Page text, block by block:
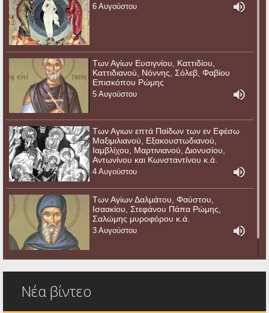
6 Αυγούστου
Των Αγίων Ευσιγνίου, Καττιδίου,
Καττιδιανού, Νόννης, Σόλεβ, Φαβίου
Επισκόπου Ρώμης
5 Αυγούστου
Των Αγιων επτά Παίδων των εν Εφέσω
Μαξιμιλιανού, Εξακουστωδιανού,
Ιαμβλίχου, Μαρτινιανού, Διονυσίου,
Αντωνίνου και Κωνσταντίνου κ.ά.
4 Αυγούστου
Των Αγίων Δαλμάτου, Φαύστου,
Ισαακίου, Στεφάνου Πάπα Ρώμης,
Σαλώμης μυροφόρου κ.ά.
3 Αυγούστου
Νέα βίντεο